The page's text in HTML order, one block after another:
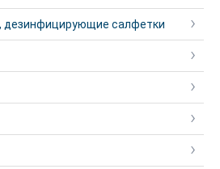
дезинфицирующие салфетки